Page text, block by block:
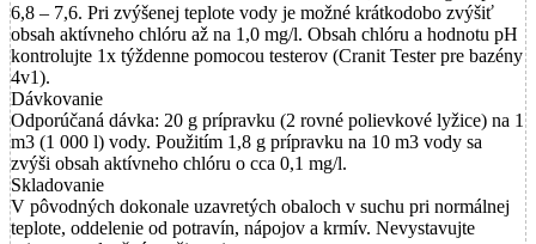
6,8 – 7,6. Pri zvýšenej teplote vody je možné krátkodobo zvýšiť
obsah aktívneho chlóru až na 1,0 mg/l. Obsah chlóru a hodnotu pH
kontrolujte 1x týždenne pomocou testerov (Cranit Tester pre bazény
4v1).
Dávkovanie
Odporúčaná dávka: 20 g prípravku (2 rovné polievkové lyžice) na 1
m3 (1 000 l) vody. Použitím 1,8 g prípravku na 10 m3 vody sa
zvýši obsah aktívneho chlóru o cca 0,1 mg/l.
Skladovanie
V pôvodných dokonale uzavretých obaloch v suchu pri normálnej
teplote, oddelenie od potravín, nápojov a krmív. Nevystavujte